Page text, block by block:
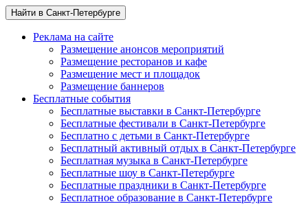
Найти в Санкт-Петербурге
Реклама на сайте
Размещение анонсов мероприятий
Размещение ресторанов и кафе
Размещение мест и площадок
Размещение баннеров
Бесплатные события
Бесплатные выставки в Санкт-Петербурге
Бесплатные фестивали в Санкт-Петербурге
Бесплатно с детьми в Санкт-Петербурге
Бесплатный активный отдых в Санкт-Петербурге
Бесплатная музыка в Санкт-Петербурге
Бесплатные шоу в Санкт-Петербурге
Бесплатные праздники в Санкт-Петербурге
Бесплатное образование в Санкт-Петербурге